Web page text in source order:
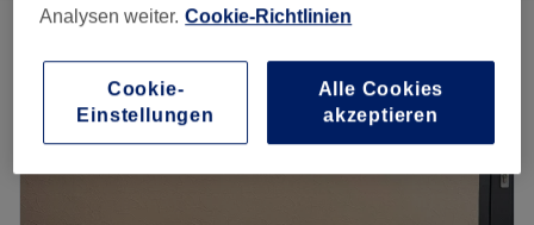
Ein Salon, der anbietet: augenbrauenwaxing in Bochum
Analysen weiter. Cookie-Richtlinien
Cookie-
Einstellungen
Alle Cookies
akzeptieren